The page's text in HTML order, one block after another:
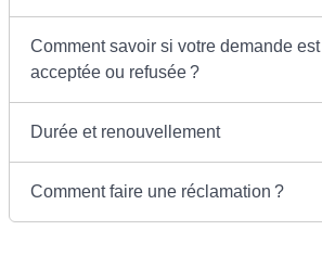
Comment savoir si votre demande est
acceptée ou refusée ?
Durée et renouvellement
Comment faire une réclamation ?